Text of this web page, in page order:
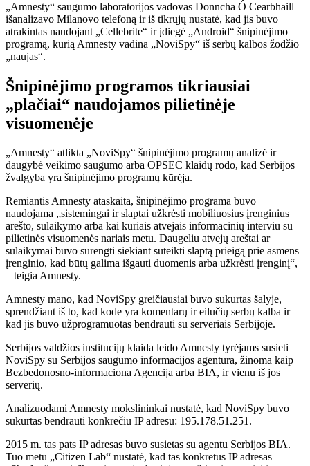
„Amnesty“ saugumo laboratorijos vadovas Donncha Ó Cearbhaill
išanalizavo Milanovo telefoną ir iš tikrųjų nustatė, kad jis buvo
atrakintas naudojant „Cellebrite“ ir įdiegė „Android“ šnipinėjimo
programą, kurią Amnesty vadina „NoviSpy“ iš serbų kalbos žodžio
„naujas“.
Šnipinėjimo programos tikriausiai
„plačiai“ naudojamos pilietinėje
visuomenėje
„Amnesty“ atlikta „NoviSpy“ šnipinėjimo programų analizė ir
daugybė veikimo saugumo arba OPSEC klaidų rodo, kad Serbijos
žvalgyba yra šnipinėjimo programų kūrėja.
Remiantis Amnesty ataskaita, šnipinėjimo programa buvo
naudojama „sistemingai ir slaptai užkrėsti mobiliuosius įrenginius
arešto, sulaikymo arba kai kuriais atvejais informacinių interviu su
pilietinės visuomenės nariais metu. Daugeliu atvejų areštai ar
sulaikymai buvo surengti siekiant suteikti slaptą prieigą prie asmens
įrenginio, kad būtų galima išgauti duomenis arba užkrėsti įrenginį“,
– teigia Amnesty.
Amnesty mano, kad NoviSpy greičiausiai buvo sukurtas šalyje,
sprendžiant iš to, kad kode yra komentarų ir eilučių serbų kalba ir
kad jis buvo užprogramuotas bendrauti su serveriais Serbijoje.
Serbijos valdžios institucijų klaida leido Amnesty tyrėjams susieti
NoviSpy su Serbijos saugumo informacijos agentūra, žinoma kaip
Bezbedonosno-informaciona Agencija arba BIA, ir vienu iš jos
serverių.
Analizuodami Amnesty mokslininkai nustatė, kad NoviSpy buvo
sukurtas bendrauti konkrečiu IP adresu: 195.178.51.251.
2015 m. tas pats IP adresas buvo susietas su agentu Serbijos BIA.
Tuo metu „Citizen Lab“ nustatė, kad tas konkretus IP adresas